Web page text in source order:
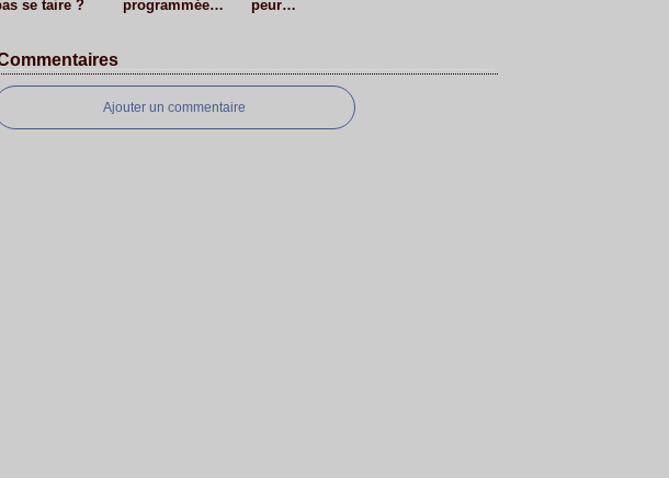
se taire ? programmée… peur…
Ajouter un commentaire